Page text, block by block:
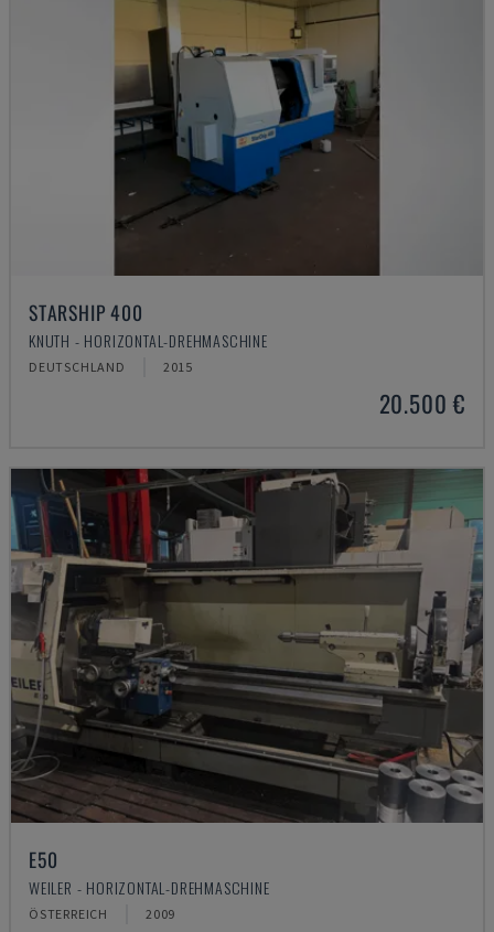
STARSHIP 400
KNUTH - HORIZONTAL-DREHMASCHINE
DEUTSCHLAND 2015
20.500 €
E50
WEILER - HORIZONTAL-DREHMASCHINE
ÖSTERREICH 2009